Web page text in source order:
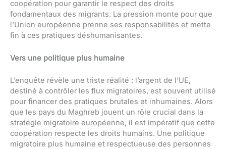
coopération pour garantir le respect des droits
fondamentaux des migrants. La pression monte pour que
l’Union européenne prenne ses responsabilités et mette
fin à ces pratiques déshumanisantes.
Vers une politique plus humaine
L’enquête révèle une triste réalité : l’argent de l’UE,
destiné à contrôler les flux migratoires, est souvent utilisé
pour financer des pratiques brutales et inhumaines. Alors
que les pays du Maghreb jouent un rôle crucial dans la
stratégie migratoire européenne, il est impératif que cette
coopération respecte les droits humains. Une politique
migratoire plus humaine et respectueuse des personnes